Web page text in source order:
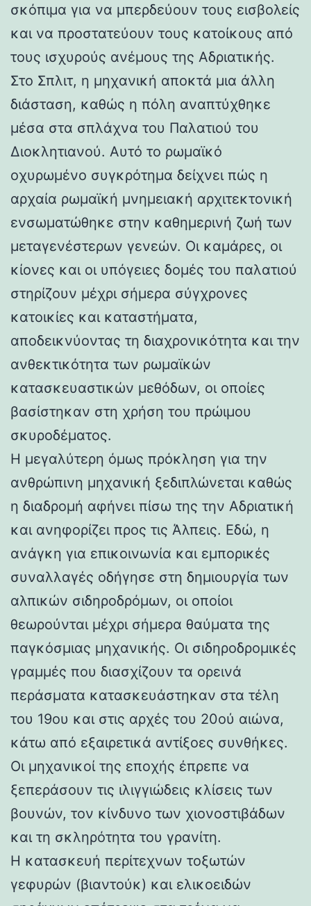
σκόπιμα για να μπερδεύουν τους εισβολείς
και να προστατεύουν τους κατοίκους από
τους ισχυρούς ανέμους της Αδριατικής.
Στο Σπλιτ, η μηχανική αποκτά μια άλλη
διάσταση, καθώς η πόλη αναπτύχθηκε
μέσα στα σπλάχνα του Παλατιού του
Διοκλητιανού. Αυτό το ρωμαϊκό
οχυρωμένο συγκρότημα δείχνει πώς η
αρχαία ρωμαϊκή μνημειακή αρχιτεκτονική
ενσωματώθηκε στην καθημερινή ζωή των
μεταγενέστερων γενεών. Οι καμάρες, οι
κίονες και οι υπόγειες δομές του παλατιού
στηρίζουν μέχρι σήμερα σύγχρονες
κατοικίες και καταστήματα,
αποδεικνύοντας τη διαχρονικότητα και την
ανθεκτικότητα των ρωμαϊκών
κατασκευαστικών μεθόδων, οι οποίες
βασίστηκαν στη χρήση του πρώιμου
σκυροδέματος.
Η μεγαλύτερη όμως πρόκληση για την
ανθρώπινη μηχανική ξεδιπλώνεται καθώς
η διαδρομή αφήνει πίσω της την Αδριατική
και ανηφορίζει προς τις Άλπεις. Εδώ, η
ανάγκη για επικοινωνία και εμπορικές
συναλλαγές οδήγησε στη δημιουργία των
αλπικών σιδηροδρόμων, οι οποίοι
θεωρούνται μέχρι σήμερα θαύματα της
παγκόσμιας μηχανικής. Οι σιδηροδρομικές
γραμμές που διασχίζουν τα ορεινά
περάσματα κατασκευάστηκαν στα τέλη
του 19ου και στις αρχές του 20ού αιώνα,
κάτω από εξαιρετικά αντίξοες συνθήκες.
Οι μηχανικοί της εποχής έπρεπε να
ξεπεράσουν τις ιλιγγιώδεις κλίσεις των
βουνών, τον κίνδυνο των χιονοστιβάδων
και τη σκληρότητα του γρανίτη.
Η κατασκευή περίτεχνων τοξωτών
γεφυρών (βιαντούκ) και ελικοειδών